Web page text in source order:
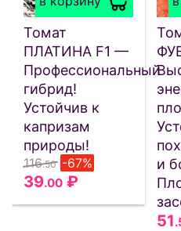
Томат
ПЛАТИНА F1 —
Профессиональный
гибрид!
Устойчив к
капризам
природы!
116.50 -67%
39.00 ₽
и
51